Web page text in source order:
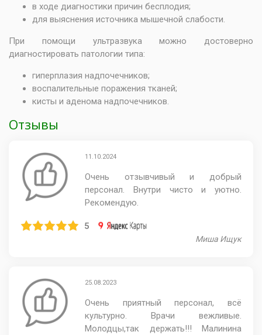
в ходе диагностики причин бесплодия;
для выяснения источника мышечной слабости.
При помощи ультразвука можно достоверно
диагностировать патологии типа:
гиперплазия надпочечников;
воспалительные поражения тканей;
кисты и аденома надпочечников.
Отзывы
11.10.2024
Очень отзывчивый и добрый
персонал. Внутри чисто и уютно.
Рекомендую.
5
Миша Ищук
25.08.2023
Очень приятный персонал, всё
культурно. Врачи вежливые.
Молодцы,так держать!!! Малинина